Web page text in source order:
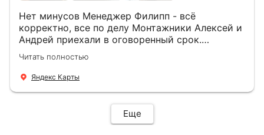
Нет минусов Менеджер Филипп - всё
корректно, все по делу Монтажники Алексей и
Андрей приехали в оговоренный срок.
Демонтировали старую дверь и установили
новую буквально за час Быстро и качественно
+ нормальные цены Всем большое спасибо
Читать полностью
Яндекс Карты
Еще